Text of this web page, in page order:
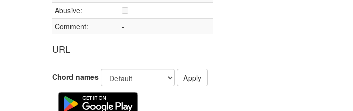
Abusive:
Comment:
-
URL
Chord names Apply